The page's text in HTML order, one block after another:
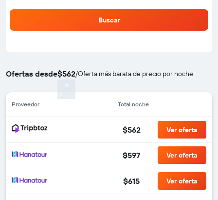
Buscar
Ofertas desde$562/Oferta más barata de precio por noche
Proveedor Total noche
$562 Ver oferta
$597 Ver oferta
$615 Ver oferta